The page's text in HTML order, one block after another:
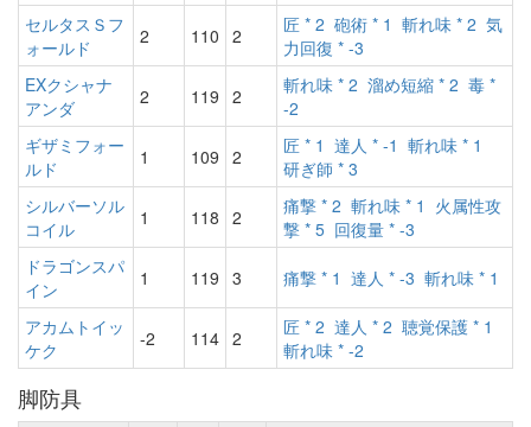
セルタスＳフ
ォールド
2 110 2 匠 * 2 砲術 * 1 斬れ味 * 2 気
力回復 * -3
EXクシャナ
アンダ
2 119 2 斬れ味 * 2 溜め短縮 * 2 毒 *
-2
ギザミフォー
ルド
1 109 2 匠 * 1 達人 * -1 斬れ味 * 1
研ぎ師 * 3
シルバーソル
コイル
1 118 2 痛撃 * 2 斬れ味 * 1 火属性攻
撃 * 5 回復量 * -3
ドラゴンスパ
イン
1 119 3 痛撃 * 1 達人 * -3 斬れ味 * 1
アカムトイッ
ケク
-2 114 2 匠 * 2 達人 * 2 聴覚保護 * 1
斬れ味 * -2
脚防具